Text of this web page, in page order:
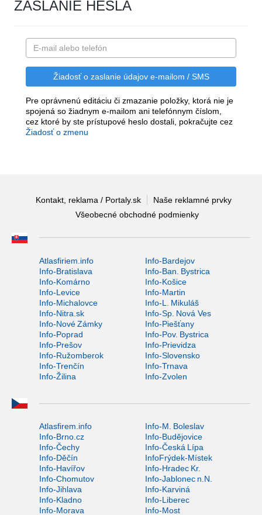
ZASLANIE HESLA
Pre oprávnenú editáciu či zmazanie položky, ktorá nie je
spojená so žiadnym e-mailom ani telefónnym číslom,
cez ktoré by ste prístupové heslo dostali, pokračujte cez
Žiadosť o zmenu
Kontakt, reklama / Portaly.sk
Naše reklamné prvky
Všeobecné obchodné podmienky
Atlasfiriem.info
Info-Bardejov
Info-Bratislava
Info-Ban. Bystrica
Info-Komárno
Info-Košice
Info-Levice
Info-Martin
Info-Michalovce
Info-L. Mikuláš
Info-Nitra.sk
Info-Sp. Nová Ves
Info-Nové Zámky
Info-Piešťany
Info-Poprad
Info-Pov. Bystrica
Info-Prešov
Info-Prievidza
Info-Ružomberok
Info-Slovensko
Info-Trenčín
Info-Trnava
Info-Žilina
Info-Zvolen
Atlasfirem.info
Info-M. Boleslav
Info-Brno.cz
Info-Budějovice
Info-Čechy
Info-Česká Lípa
Info-Děčín
InfoFrýdek-Místek
Info-Havířov
Info-Hradec Kr.
Info-Chomutov
Info-Jablonec n.N.
Info-Jihlava
Info-Karviná
Info-Kladno
Info-Liberec
Info-Morava
Info-Most